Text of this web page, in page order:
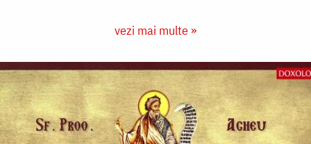
vezi mai multe »